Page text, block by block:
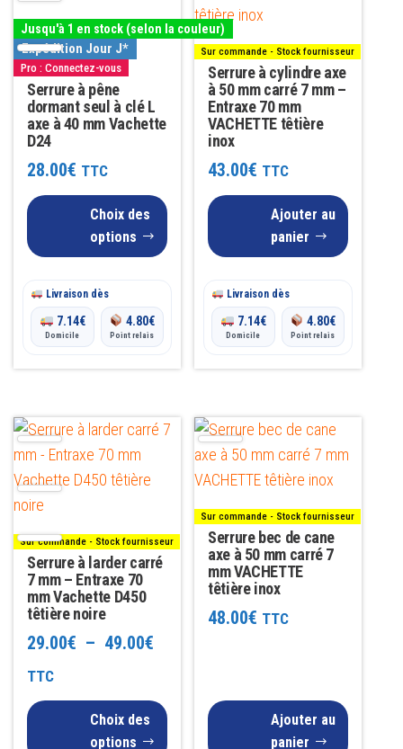
Jusqu'à 1 en stock (selon la couleur)
Expédition Jour J*
Pro : Connectez-vous
Serrure à pêne
dormant seul à clé L
axe à 40 mm Vachette
D24
28.00€ TTC
Choix des
options
plusieurs
variations.
Les
options
peuvent
être
choisies
page
produitLivraison dès
7.14€
Domicile
4.80€
Point relais
Sur commande - Stock fournisseur
Serrure à cylindre axe
à 50 mm carré 7 mm –
Entraxe 70 mm
VACHETTE têtière
inox
43.00€ TTC
Ajouter au
panier
Livraison dès
7.14€
Domicile
4.80€
Point relais
Sur commande - Stock fournisseur
Serrure à larder carré
7 mm – Entraxe 70
mm Vachette D450
têtière noire
29.00€ – 49.00€
prix :
29.00€
TTC
Choix des
options
Ce
produit
a
plusieurs
Les
options
peuvent
choisies
sur
Sur commande - Stock fournisseur
Serrure bec de cane
axe à 50 mm carré 7
mm VACHETTE
têtière inox
48.00€ TTC
Ajouter au
panier